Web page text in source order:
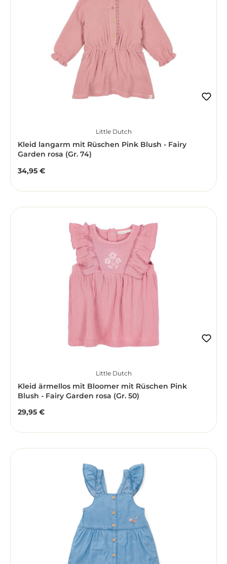
Little Dutch
Kleid langarm mit Rüschen Pink Blush - Fairy
Garden rosa (Gr. 74)
Regulärer Preis:
34,95 €
Little Dutch
Kleid ärmellos mit Bloomer mit Rüschen Pink
Blush - Fairy Garden rosa (Gr. 50)
Regulärer Preis:
29,95 €